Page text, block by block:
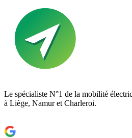
Le spécialiste N°1 de la mobilité
à Liège, Namur et Charleroi.